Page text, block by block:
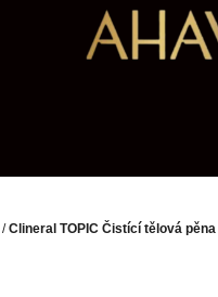
/ Clineral TOPIC Čistící tělová pěna